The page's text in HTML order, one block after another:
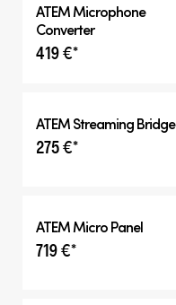
ATEM Microphone
Converter
419 €*
ATEM Streaming Bridge
275 €*
ATEM Micro Panel
719 €*